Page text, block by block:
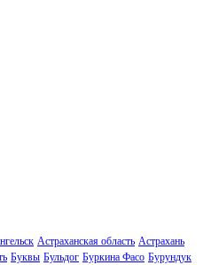
Астраханская область Астрахань
Буквы Бульдог Буркина Фасо Бурундук